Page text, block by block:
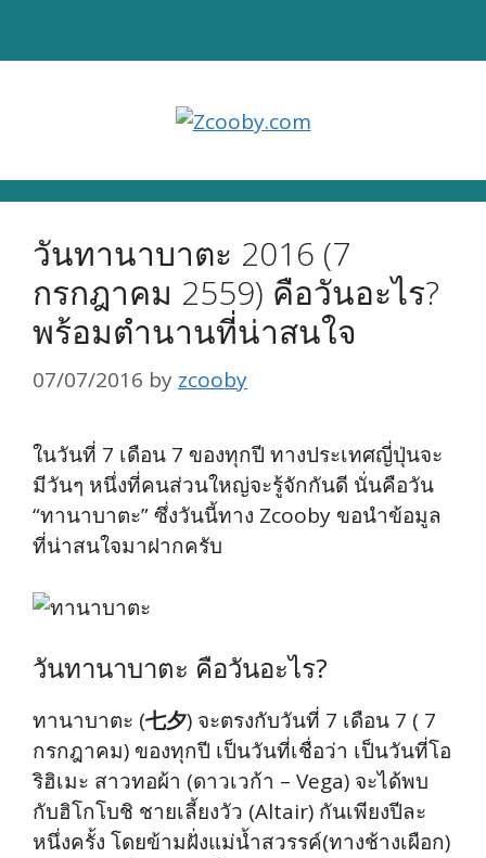
วันทานาบาตะ 2016 (7
กรกฎาคม 2559) คือวันอะไร?
พร้อมตำนานที่น่าสนใจ
07/07/2016 by zcooby
ในวันที่ 7 เดือน 7 ของทุกปี ทางประเทศญี่ปุ่นจะ
มีวันๆ หนึ่งที่คนส่วนใหญ่จะรู้จักกันดี นั่นคือวัน
“ทานาบาตะ” ซึ่งวันนี้ทาง Zcooby ขอนำข้อมูล
ที่น่าสนใจมาฝากครับ
วันทานาบาตะ คือวันอะไร?
ทานาบาตะ (七夕) จะตรงกับวันที่ 7 เดือน 7 ( 7
กรกฎาคม) ของทุกปี เป็นวันที่เชื่อว่า เป็นวันที่โอ
ริฮิเมะ สาวทอผ้า (ดาวเวก้า – Vega) จะได้พบ
กับฮิโกโบชิ ชายเลี้ยงวัว (Altair) กันเพียงปีละ
หนึ่งครั้ง โดยข้ามฝั่งแม่น้ำสวรรค์(ทางช้างเผือก)